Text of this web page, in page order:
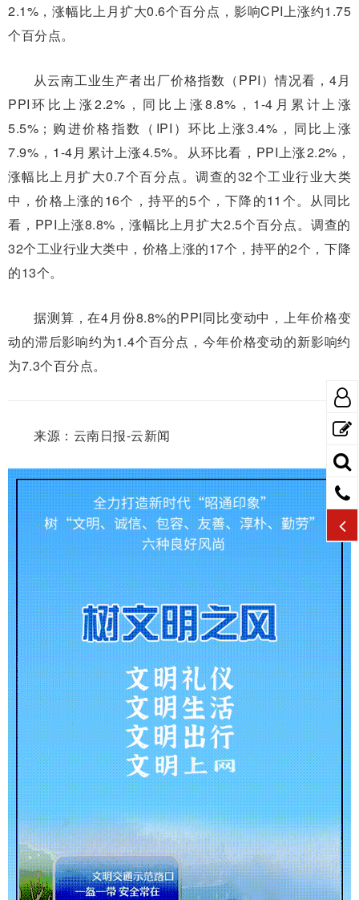
2.1%，涨幅比上月扩大0.6个百分点，影响CPI上涨约1.75
个百分点。
从云南工业生产者出厂价格指数（PPI）情况看，4月
PPI环比上涨2.2%，同比上涨8.8%，1-4月累计上涨
5.5%；购进价格指数（IPI）环比上涨3.4%，同比上涨
7.9%，1-4月累计上涨4.5%。从环比看，PPI上涨2.2%，
涨幅比上月扩大0.7个百分点。调查的32个工业行业大类
中，价格上涨的16个，持平的5个，下降的11个。从同比
看，PPI上涨8.8%，涨幅比上月扩大2.5个百分点。调查的
32个工业行业大类中，价格上涨的17个，持平的2个，下降
的13个。
据测算，在4月份8.8%的PPI同比变动中，上年价格变
动的滞后影响约为1.4个百分点，今年价格变动的新影响约
为7.3个百分点。
来源：云南日报-云新闻